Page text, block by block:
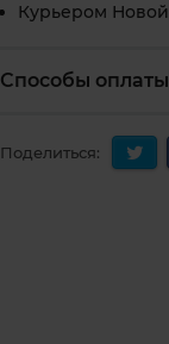
Курьером
Способы оплаты
Поделиться: